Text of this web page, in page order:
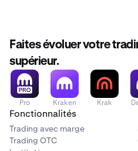
Faites évoluer votre
supérieur.
Pro Kraken Krak
Fonctionnalités
Trading avec marge
Trading OTC